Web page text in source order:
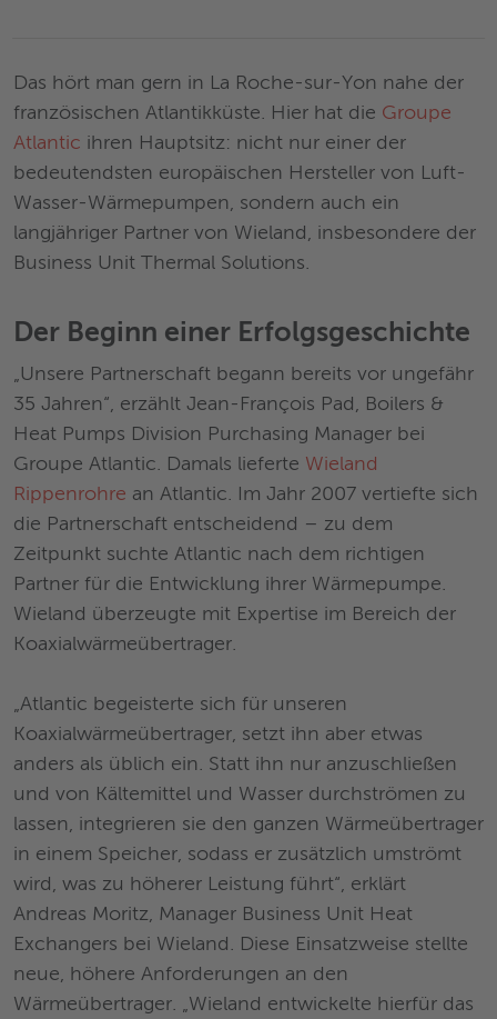
Das hört man gern in La Roche-sur-Yon nahe der
französischen Atlantikküste. Hier hat die Groupe
Atlantic ihren Hauptsitz: nicht nur einer der
bedeutendsten europäischen Hersteller von Luft-
Wasser-Wärmepumpen, sondern auch ein
langjähriger Partner von Wieland, insbesondere der
Business Unit Thermal Solutions.
Der Beginn einer Erfolgsgeschichte
„Unsere Partnerschaft begann bereits vor ungefähr
35 Jahren“, erzählt Jean-François Pad, Boilers &
Heat Pumps Division Purchasing Manager bei
Groupe Atlantic. Damals lieferte Wieland
Rippenrohre an Atlantic. Im Jahr 2007 vertiefte sich
die Partnerschaft entscheidend – zu dem
Zeitpunkt suchte Atlantic nach dem richtigen
Partner für die Entwicklung ihrer Wärmepumpe.
Wieland überzeugte mit Expertise im Bereich der
Koaxialwärmeübertrager.
„Atlantic begeisterte sich für unseren
Koaxialwärmeübertrager, setzt ihn aber etwas
anders als üblich ein. Statt ihn nur anzuschließen
und von Kältemittel und Wasser durchströmen zu
lassen, integrieren sie den ganzen Wärmeübertrager
in einem Speicher, sodass er zusätzlich umströmt
wird, was zu höherer Leistung führt“, erklärt
Andreas Moritz, Manager Business Unit Heat
Exchangers bei Wieland. Diese Einsatzweise stellte
neue, höhere Anforderungen an den
Wärmeübertrager. „Wieland entwickelte hierfür das